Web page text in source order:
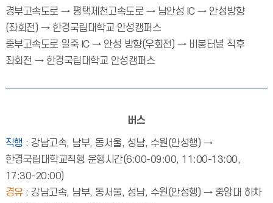
경부고속도로 → 평택제천고속도로 → 남안성 IC → 안성방향
(좌회전) → 한경국립대학교 안성캠퍼스
중부고속도로 일죽 IC → 안성 방향(우회전) → 비봉터널 직후
좌회전 → 한경국립대학교 안성캠퍼스
버스
직행 : 강남고속, 남부, 동서울, 성남, 수원(안성행) →
한경국립대학교직행 운행시간(6:00-09:00, 11:00-13:00,
17:30-20:00)
경유 : 강남고속, 남부, 동서울, 성남, 수원(안성행) → 중앙대 하차